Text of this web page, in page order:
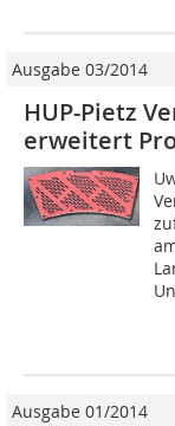
Ausgabe 03/2014
HUP-Pietz
erweitert
Ausgabe 01/2014